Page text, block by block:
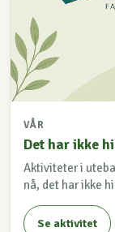
VÅR
Det har ikke
Aktiviteter i
nå, det har ikke
Se aktivitet